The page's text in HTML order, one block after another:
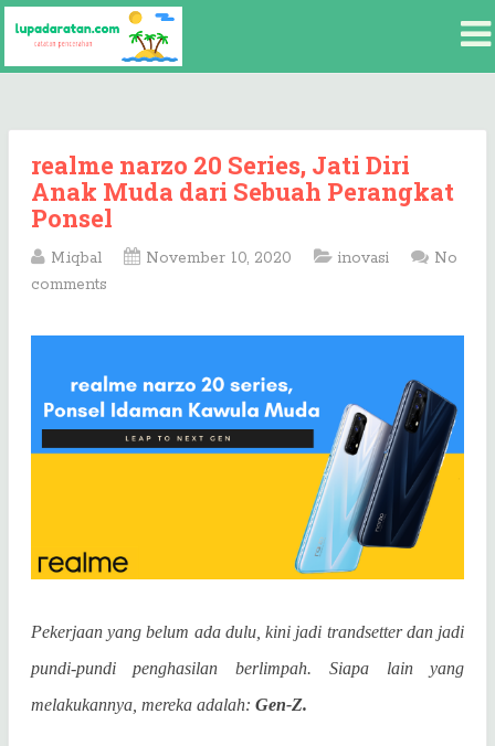
realme narzo 20 Series, Jati Diri
Anak Muda dari Sebuah Perangkat
Ponsel
M.iqbal November 10, 2020 inovasi
No
comments
Pekerjaan yang belum ada dulu, kini jadi trandsetter dan jadi
pundi-pundi penghasilan berlimpah. Siapa lain yang
melakukannya, mereka adalah: Gen-Z.